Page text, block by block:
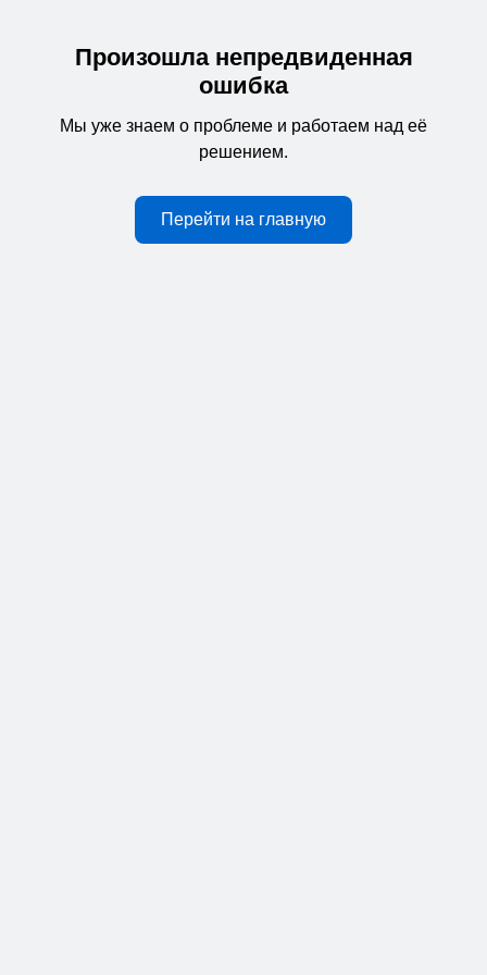
Произошла непредвиденная
ошибка
Мы уже знаем о проблеме и работаем над её
решением.
Перейти на главную